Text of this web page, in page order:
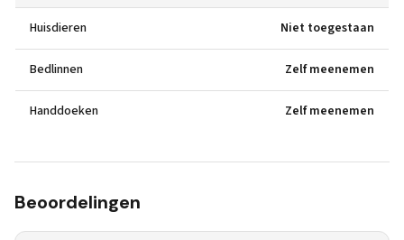
Huisdieren Niet toegestaan
Bedlinnen Zelf meenemen
Handdoeken Zelf meenemen
Beoordelingen